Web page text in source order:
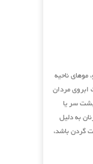
موهای ناحیه
مردان
سر یا
به دلیل
گردن باشد،